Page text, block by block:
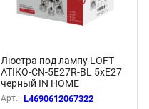
Люстра под лампу LOFT
ATIKO-СN-5E27R-BL 5хЕ27
черный IN HOME
Арт.: L4690612067322